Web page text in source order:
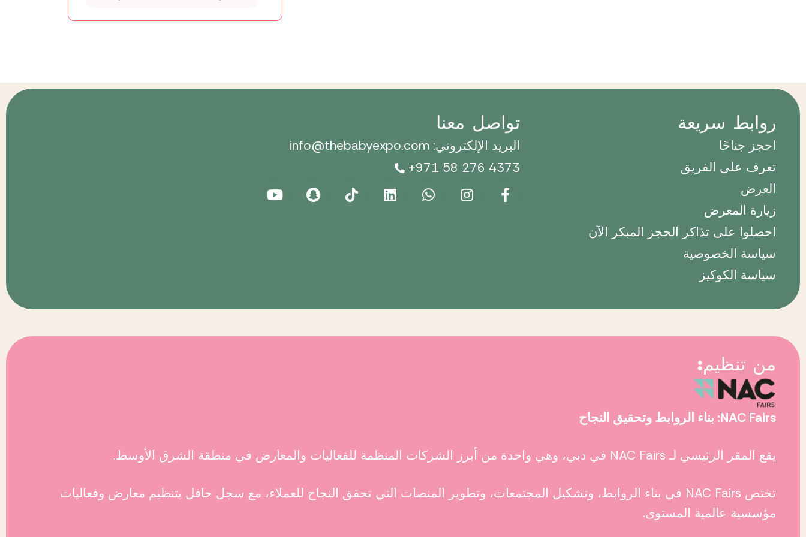
روابط سريعة
احجز جناحًا
تعرف على الفريق
العرض
زيارة المعرض
احصلوا على تذاكر الحجز المبكر الآن
سياسة الخصوصية
سياسة الكوكيز
تواصل معنا
البريد الإلكتروني: info@thebabyexpo.com
+971 58 276 4373
من تنظيم:
NAC Fairs: بناء الروابط وتحقيق النجاح
يقع المقر الرئيسي لـ NAC Fairs في دبي، وهي واحدة من أبرز الشركات المنظمة للفعاليات والمعارض في منطقة الشرق الأوسط.
تختص NAC Fairs في بناء الروابط، وتشكيل المجتمعات، وتطوير المنصات التي تحقق النجاح للعملاء، مع سجل حافل بتنظيم معارض وفعاليات
مؤسسية عالمية المستوى.